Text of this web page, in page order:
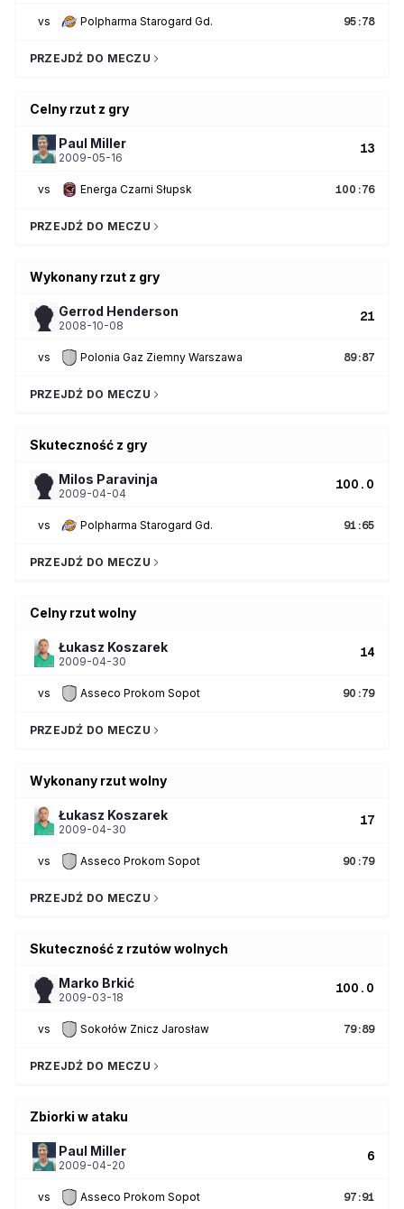
vs Polpharma Starogard Gd. 95:78
PRZEJDŹ DO MECZU
Celny rzut z gry
Paul Miller
2009-05-16
13
vs Energa Czarni Słupsk 100 :76
PRZEJDŹ DO MECZU
Wykonany rzut z gry
Gerrod Henderson
2008-10-08
21
vs Polonia Gaz Ziemny Warszawa 89:87
PRZEJDŹ DO MECZU
Skuteczność z gry
Milos Paravinja
2009-04-04
100.0
vs Polpharma Starogard Gd. 91:65
PRZEJDŹ DO MECZU
Celny rzut wolny
Łukasz Koszarek
2009-04-30
14
vs Asseco Prokom Sopot 90 :79
PRZEJDŹ DO MECZU
Wykonany rzut wolny
Łukasz Koszarek
2009-04-30
17
vs Asseco Prokom Sopot 90 :79
PRZEJDŹ DO MECZU
Skuteczność z rzutów wolnych
Marko Brkić
2009-03-18
100.0
vs Sokołów Znicz Jarosław 79:89
PRZEJDŹ DO MECZU
Zbiorki w ataku
Paul Miller
2009-04-20
6
vs Asseco Prokom Sopot 97:91